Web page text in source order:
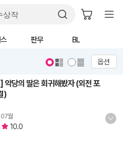
판무 BL
옵션
당의 딸은 회귀해봤자 (외전 포
)
월
10.0